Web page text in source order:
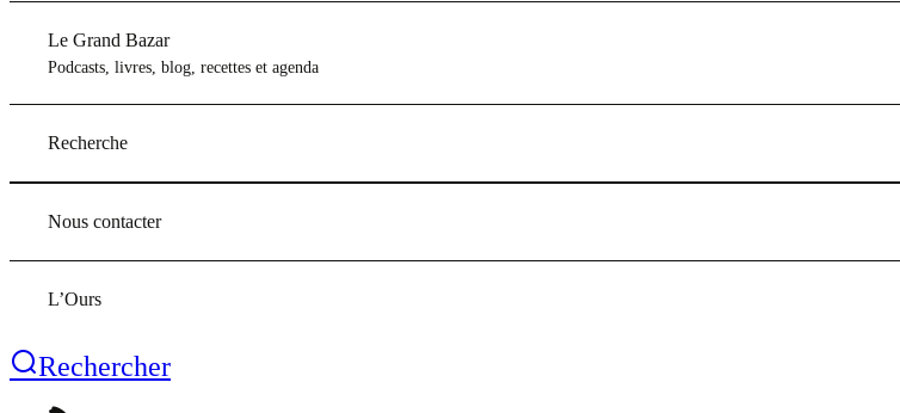
Le Grand Bazar
Podcasts, livres, blog, recettes et agenda
Recherche
Nous contacter
L’Ours
Rechercher